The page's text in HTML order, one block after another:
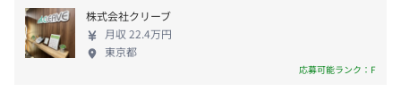
昇給査定：年2回（1月、7月）
株式会社クリーブ
月収 22.4万円
東京都
応募可能ランク：F